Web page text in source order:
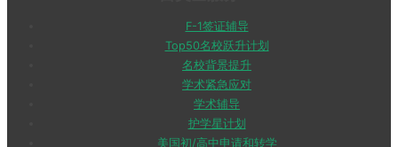
F-1签证辅导
Top50名校跃升计划
名校背景提升
学术紧急应对
学术辅导
护学星计划
美国初/高中申请和转学